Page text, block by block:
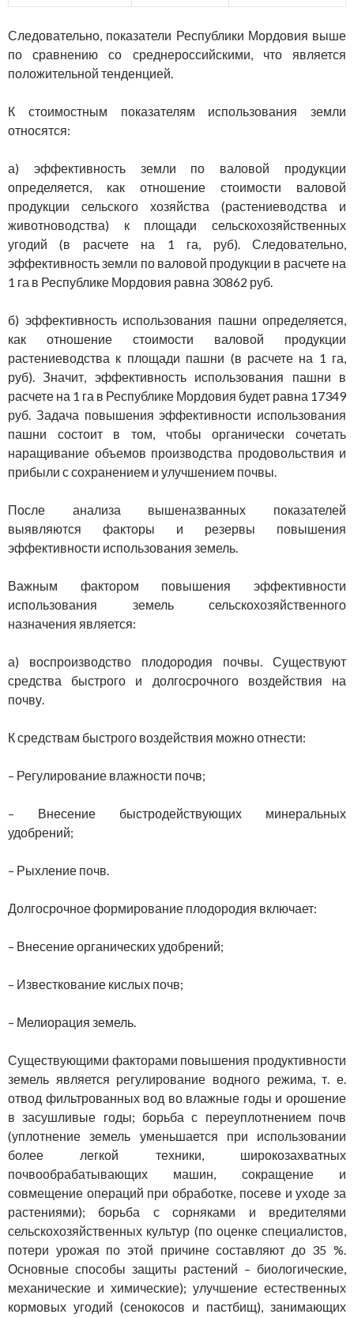
Следовательно, показатели Республики Мордовия выше
по сравнению со среднероссийскими, что является
положительной тенденцией.
К стоимостным показателям использования земли
относятся:
а) эффективность земли по валовой продукции
определяется, как отношение стоимости валовой
продукции сельского хозяйства (растениеводства и
животноводства) к площади сельскохозяйственных
угодий (в расчете на 1 га, руб). Следовательно,
эффективность земли по валовой продукции в расчете на
1 га в Республике Мордовия равна 30862 руб.
б) эффективность использования пашни определяется,
как отношение стоимости валовой продукции
растениеводства к площади пашни (в расчете на 1 га,
руб). Значит, эффективность использования пашни в
расчете на 1 га в Республике Мордовия будет равна 17349
руб. Задача повышения эффективности использования
пашни состоит в том, чтобы органически сочетать
наращивание объемов производства продовольствия и
прибыли с сохранением и улучшением почвы.
После анализа вышеназванных показателей
выявляются факторы и резервы повышения
эффективности использования земель.
Важным фактором повышения эффективности
использования земель сельскохозяйственного
назначения является:
а) воспроизводство плодородия почвы. Существуют
средства быстрого и долгосрочного воздействия на
почву.
К средствам быстрого воздействия можно отнести:
– Регулирование влажности почв;
– Внесение быстродействующих минеральных
удобрений;
– Рыхление почв.
Долгосрочное формирование плодородия включает:
– Внесение органических удобрений;
– Известкование кислых почв;
– Мелиорация земель.
Существующими факторами повышения продуктивности
земель является регулирование водного режима, т. е.
отвод фильтрованных вод во влажные годы и орошение
в засушливые годы; борьба с переуплотнением почв
(уплотнение земель уменьшается при использовании
более легкой техники, широкозахватных
почвообрабатывающих машин, сокращение и
совмещение операций при обработке, посеве и уходе за
растениями); борьба с сорняками и вредителями
сельскохозяйственных культур (по оценке специалистов,
потери урожая по этой причине составляют до 35 %.
Основные способы защиты растений – биологические,
механические и химические); улучшение естественных
кормовых угодий (сенокосов и пастбищ), занимающих